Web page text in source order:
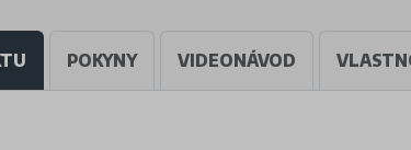
POKYNY VIDEONÁVOD